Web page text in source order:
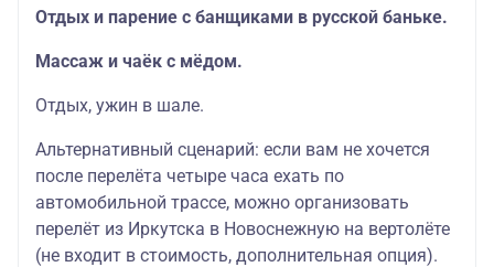
Отдых и парение с банщиками в русской баньке.
Массаж и чаёк с мёдом.
Отдых, ужин в шале.
Альтернативный сценарий: если вам не хочется
после перелёта четыре часа ехать по
автомобильной трассе, можно организовать
перелёт из Иркутска в Новоснежную на вертолёте
(не входит в стоимость, дополнительная опция).